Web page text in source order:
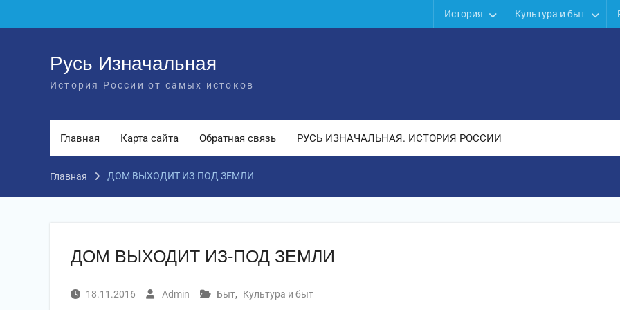
История Культура и быт
Русь Изначальная
История России от самых истоков
Главная Карта сайта Обратная связь РУСЬ ИЗНАЧАЛЬНАЯ. ИСТОРИЯ РОССИИ
Главная ДОМ ВЫХОДИТ ИЗ-ПОД ЗЕМЛИ
ДОМ ВЫХОДИТ ИЗ-ПОД ЗЕМЛИ
18.11.2016 Admin Быт, Культура и быт